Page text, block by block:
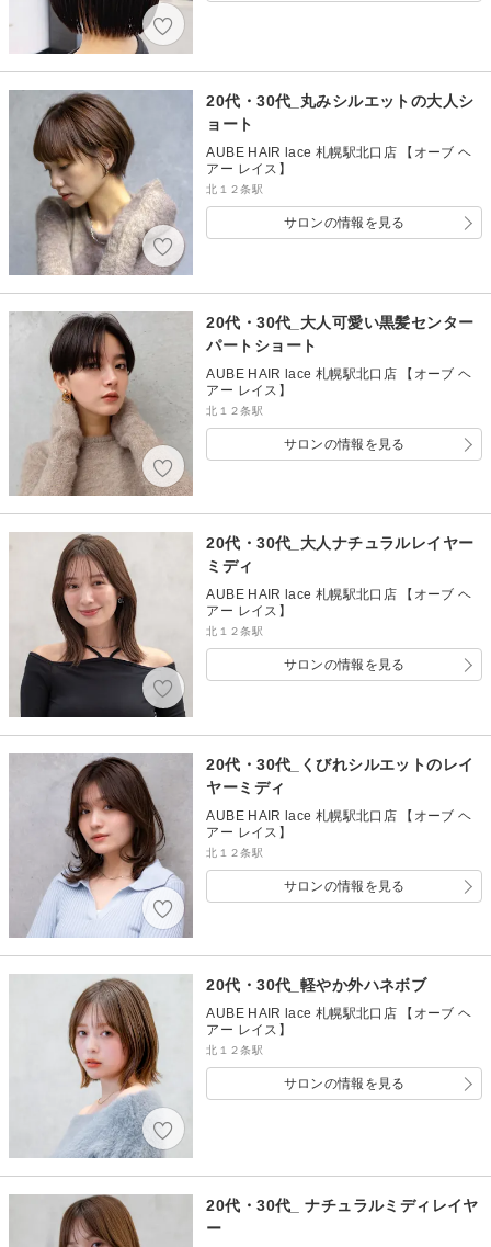
20代・30代_丸みシルエットの大人シ
ョート
AUBE HAIR lace 札幌駅北口店 【オーブ ヘ
アー レイス】
北１２条駅
サロンの情報を見る
20代・30代_大人可愛い黒髪センター
パートショート
AUBE HAIR lace 札幌駅北口店 【オーブ ヘ
アー レイス】
北１２条駅
サロンの情報を見る
20代・30代_大人ナチュラルレイヤー
ミディ
AUBE HAIR lace 札幌駅北口店 【オーブ ヘ
アー レイス】
北１２条駅
サロンの情報を見る
20代・30代_くびれシルエットのレイ
ヤーミディ
AUBE HAIR lace 札幌駅北口店 【オーブ ヘ
アー レイス】
北１２条駅
サロンの情報を見る
20代・30代_軽やか外ハネボブ
AUBE HAIR lace 札幌駅北口店 【オーブ ヘ
アー レイス】
北１２条駅
サロンの情報を見る
20代・30代_ ナチュラルミディレイヤ
ー